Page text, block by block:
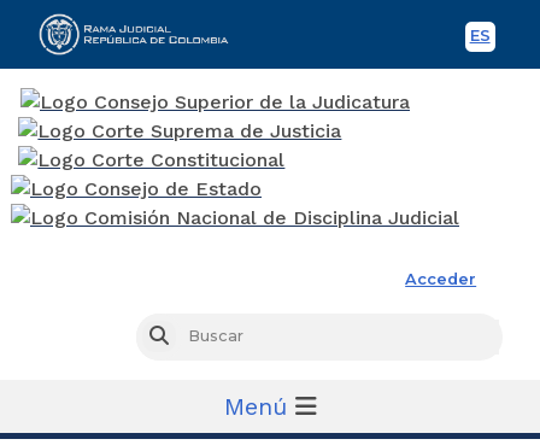
ES
Acceder
Buscar
Menú